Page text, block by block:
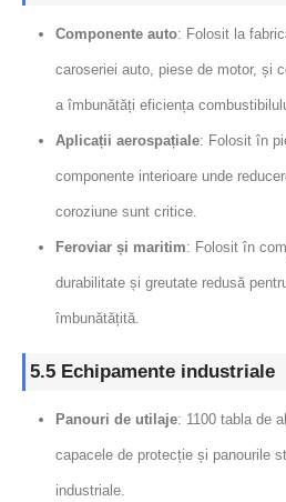
Componente auto: Folosit la
caroseriei auto, piese de motor, și
a îmbunătăți eficiența
Aplicații aerospațiale: Folosit în
componente interioare unde
coroziune sunt critice.
Feroviar și maritim: Folosit în
durabilitate și greutate redusă
îmbunătățită.
5.5 Echipamente industriale
Panouri de utilaje: 1100 tabla de
capacele de protecție și panourile
industriale.